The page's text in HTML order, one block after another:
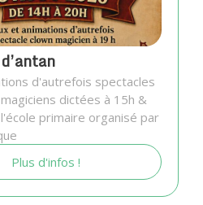
d'autrefois spectacles
dictées à 15h &
primaire organisé par
Plus d'infos !